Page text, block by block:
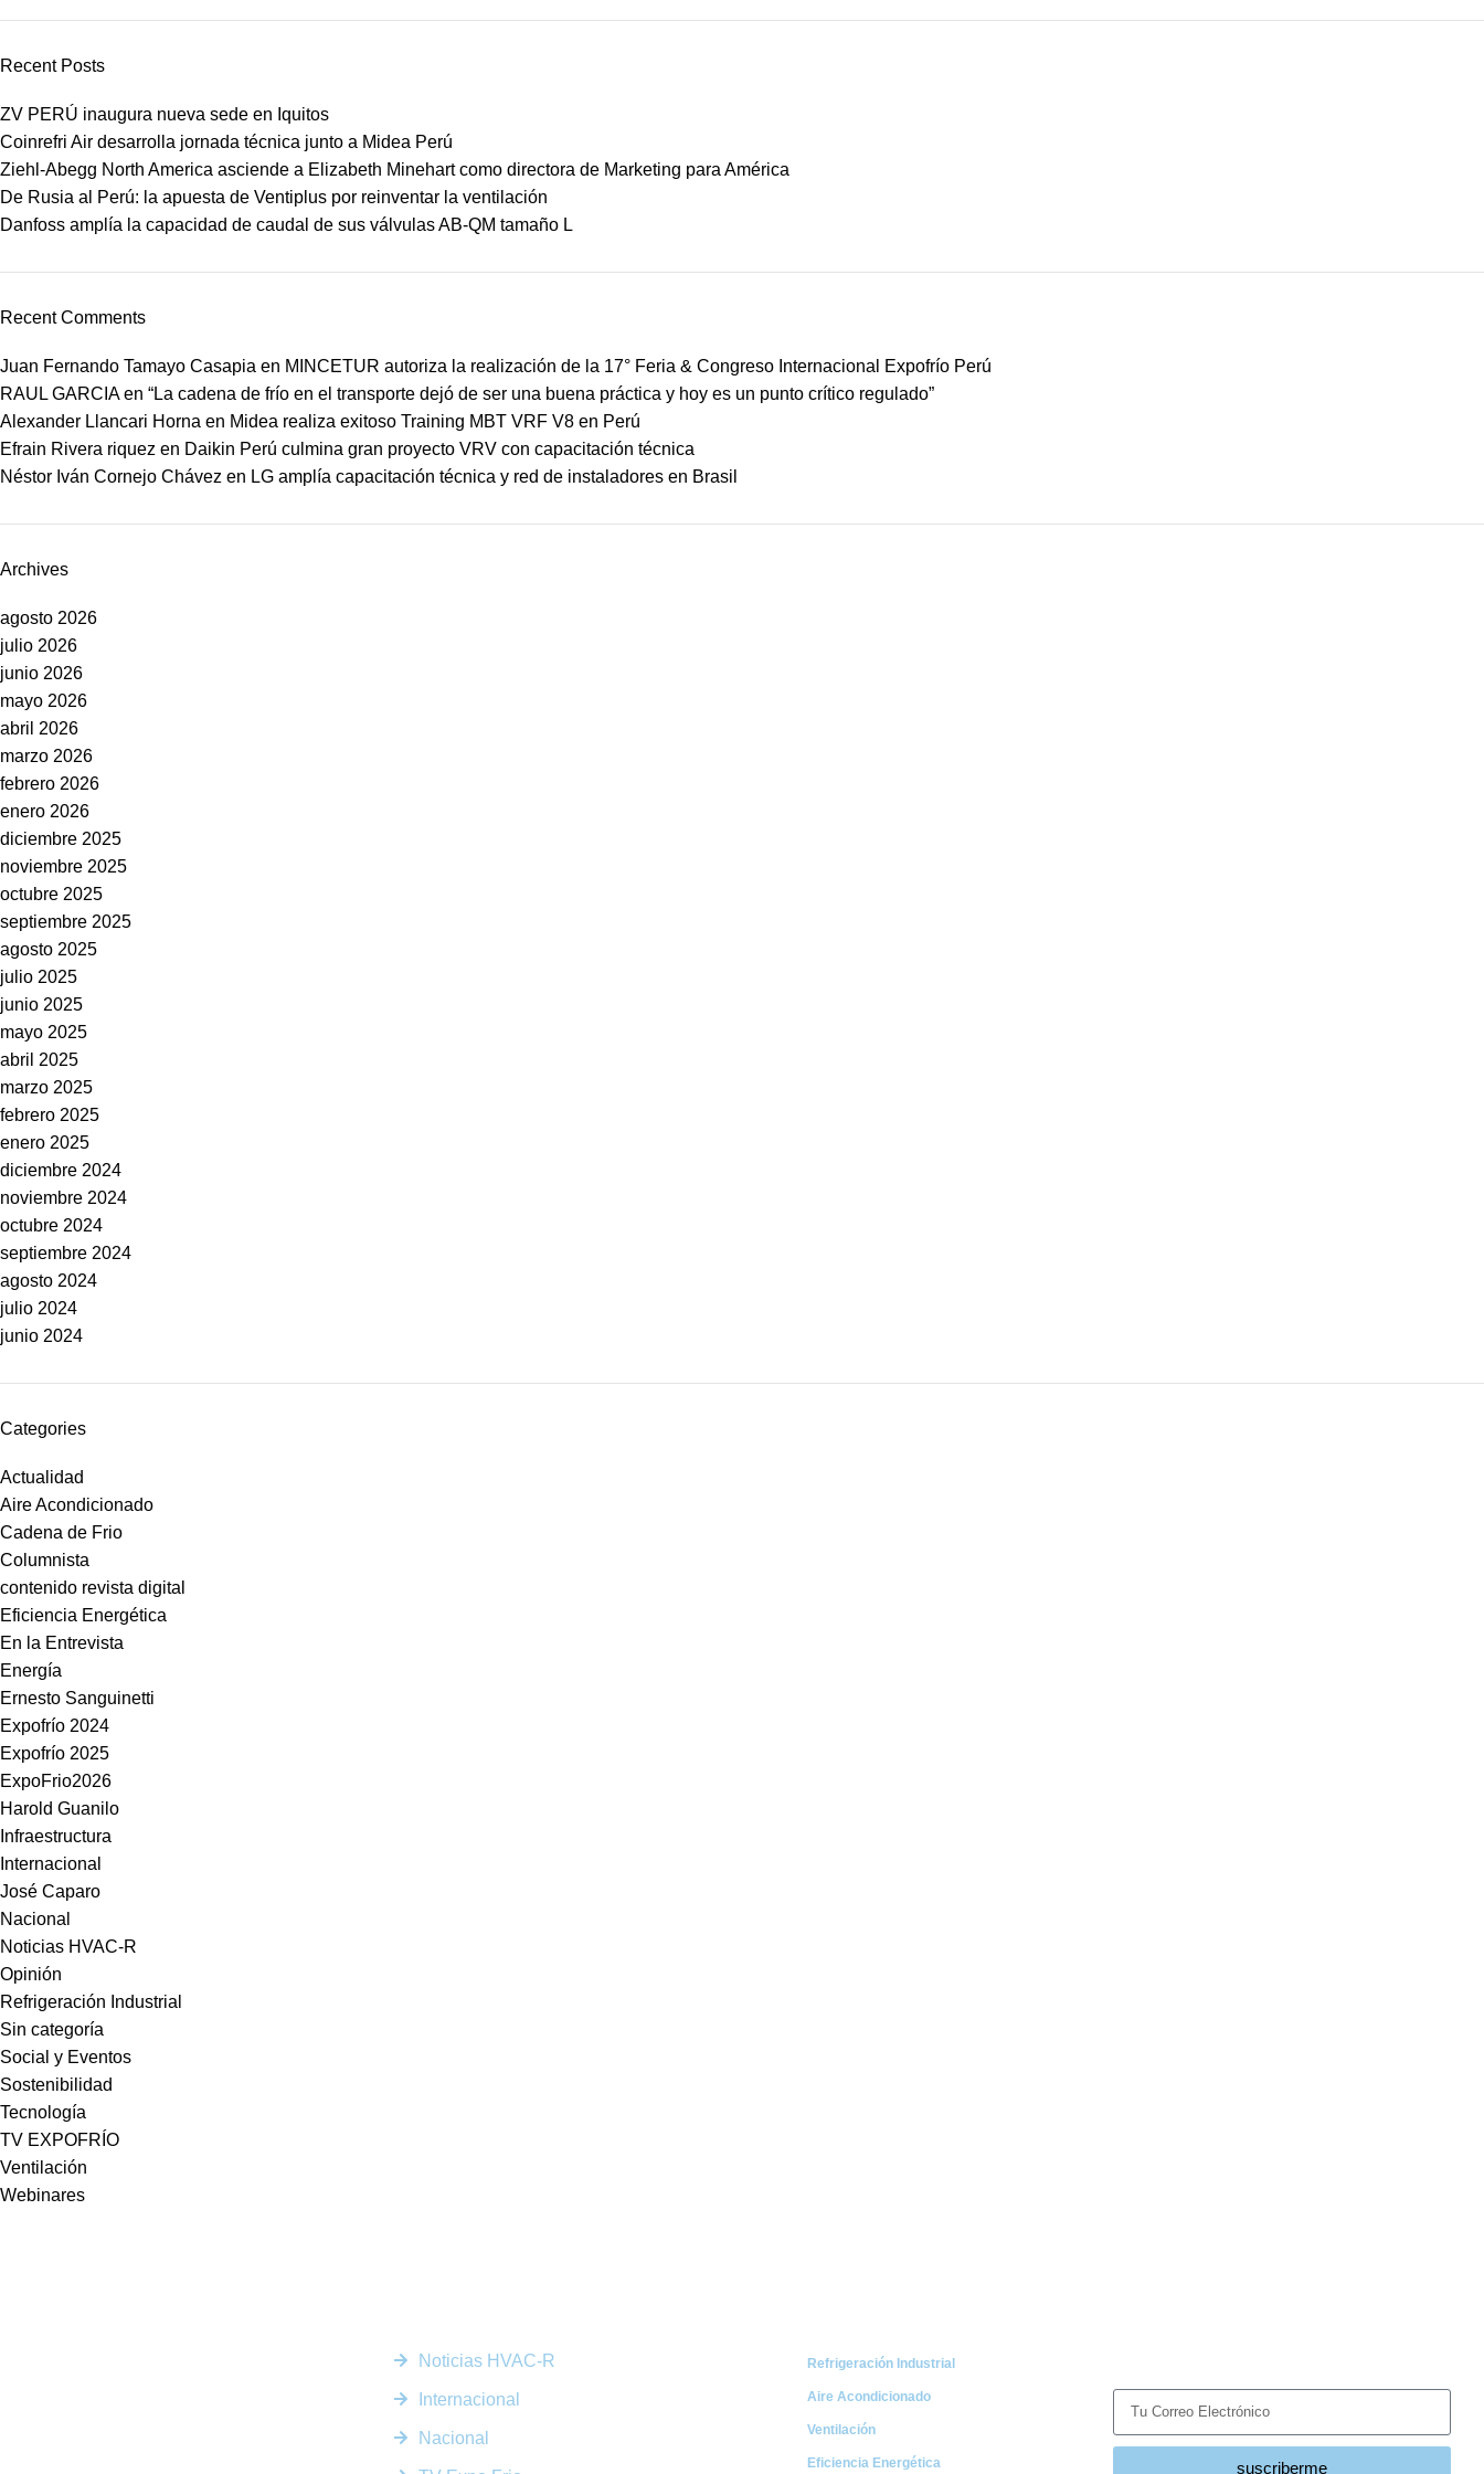
Recent Posts
ZV PERÚ inaugura nueva sede en Iquitos
Coinrefri Air desarrolla jornada técnica junto a Midea Perú
Ziehl-Abegg North America asciende a Elizabeth Minehart como directora de Marketing para América
De Rusia al Perú: la apuesta de Ventiplus por reinventar la ventilación
Danfoss amplía la capacidad de caudal de sus válvulas AB-QM tamaño L
Recent Comments
Juan Fernando Tamayo Casapia en MINCETUR autoriza la realización de la 17° Feria & Congreso Internacional Expofrío Perú
RAUL GARCIAen “La cadena de frío en el transporte dejó de ser una buena práctica y hoy es un punto crítico regulado”
Alexander Llancari Horna en Midea realiza exitoso Training MBT VRF V8 en Perú
Efrain Rivera riquez en Daikin Perú culmina gran proyecto VRV con capacitación técnica
Néstor Iván Cornejo Chávez en LG amplía capacitación técnica y red de instaladores en Brasil
Archives
agosto 2026
julio 2026
junio 2026
mayo 2026
abril 2026
marzo 2026
febrero 2026
enero 2026
diciembre 2025
noviembre 2025
octubre 2025
septiembre 2025
agosto 2025
julio 2025
junio 2025
mayo 2025
abril 2025
marzo 2025
febrero 2025
enero 2025
diciembre 2024
noviembre 2024
octubre 2024
septiembre 2024
agosto 2024
julio 2024
junio 2024
Categories
Actualidad
Aire Acondicionado
Cadena de Frio
Columnista
contenido revista digital
Eficiencia Energética
En la Entrevista
Energía
Ernesto Sanguinetti
Expofrío 2024
Expofrío 2025
ExpoFrio2026
Harold Guanilo
Infraestructura
Internacional
José Caparo
Nacional
Noticias HVAC-R
Opinión
Refrigeración Industrial
Sin categoría
Social y Eventos
Sostenibilidad
Tecnología
TV EXPOFRÍO
Ventilación
Webinares
Noticias HVAC-R
Internacional
Nacional
Refrigeración Industrial
Aire Acondicionado
Ventilación
Eficiencia Energética suscriberme